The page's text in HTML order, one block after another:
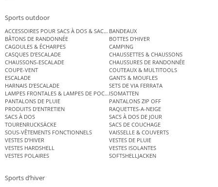
Sports outdoor
ACCESSOIRES POUR SACS À DOS & SACS ÉTANCHES
BANDEAUX
BÂTONS DE RANDONNÉE
BOTTES D’HIVER
CAGOULES & ÉCHARPES
CAMPING
CASQUES D’ESCALADE
CHAUSSETTES & CHAUSSONS
CHAUSSONS-ESCALADE
CHAUSSURES DE RANDONNÉE
COUPE-VENT
COUTEAUX & MULTITOOLS
ESCALADE
GANTS & MOUFLES
HARNAIS D’ESCALADE
SETS DE VIA FERRATA
LAMPES FRONTALES & LAMPES DE POCHEISOMATTEN
PANTALONS DE PLUIE
PANTALONS ZIP OFF
PRODUITS D’ENTRETIEN
RAQUETTES-A-NEIGE
SACS À DOS
SACS À DOS DE JOUR
TOURENRUCKSÄCKE
SACS DE COUCHAGE
SOUS-VÊTEMENTS FONCTIONNELS
VAISSELLE & COUVERTS
VESTES D’HIVER
VESTES DE PLUIE
VESTES HARDSHELL
VESTES ISOLANTES
VESTES POLAIRES
SOFTSHELLJACKEN
Sports d’hiver